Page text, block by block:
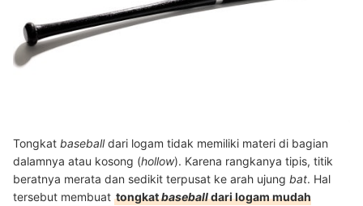
Tongkat baseballdari logam tidak memiliki materi di bagian
dalamnya atau kosong (hollow). Karena rangkanya tipis, titik
beratnya merata dan sedikit terpusat ke arah ujung bat. Hal
tersebut membuat tongkatbaseballdari logam mudah